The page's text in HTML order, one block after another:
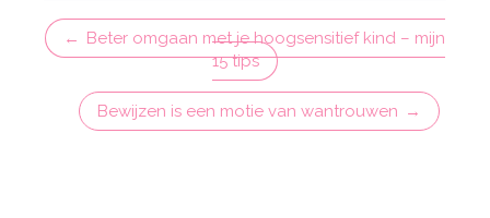
Beter omgaan met je hoogsensitief kind – mijn
15 tips
Bewijzen is een motie van wantrouwen